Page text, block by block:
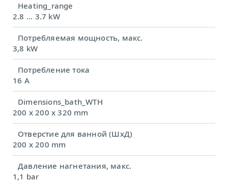
Heating_range
2.8 ... 3.7 kW
Потребляемая мощность, макс.
3,8 kW
Потребление тока
16 A
Dimensions_bath_WTH
200 x 200 x 320 mm
Отверстие для ванной (ШхД)
200 x 200 mm
Давление нагнетания, макс.
1,1 bar